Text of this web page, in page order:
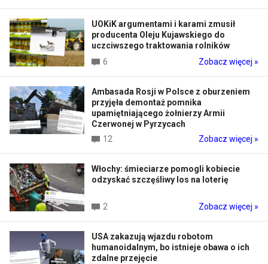
UOKiK argumentami i karami zmusił
producenta Oleju Kujawskiego do
uczciwszego traktowania rolników
6
Zobacz więcej »
Ambasada Rosji w Polsce z oburzeniem
przyjęła demontaż pomnika
upamiętniającego żołnierzy Armii
Czerwonej w Pyrzycach
12
Zobacz więcej »
Włochy: śmieciarze pomogli kobiecie
odzyskać szczęśliwy los na loterię
2 Zobacz więcej »
USA zakazują wjazdu robotom
humanoidalnym, bo istnieje obawa o ich
zdalne przejęcie